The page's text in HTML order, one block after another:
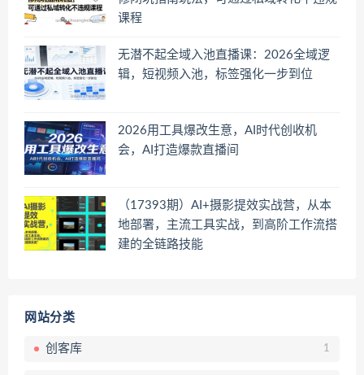
课程
无潜不起全域入池直播课：2026全域逻
辑，短视频入池，标签强化一步到位
2026用工具爆改生意，AI时代创收机
会，AI打造爆款直播间
（17393期）AI+摄影提效实战营，从本
地部署，主流工具实战，到高阶工作流搭
建的全链路技能
网站分类
创客库 1